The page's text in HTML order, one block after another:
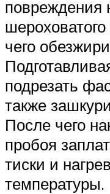
повреждения
чего
подрезать
также
После чего
пробоя
тиски и
температуры.